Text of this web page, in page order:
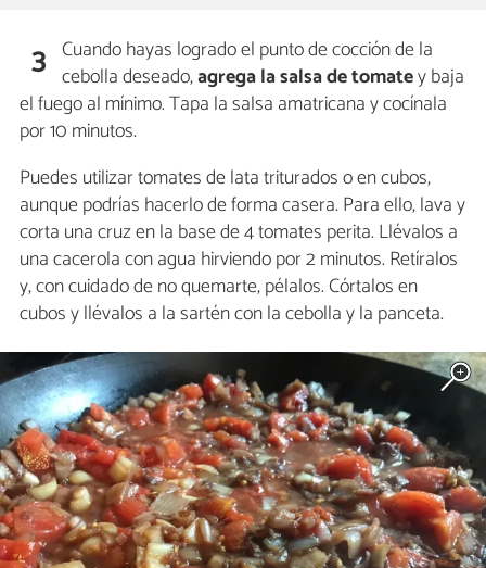
3 Cuando hayas logrado el punto de cocción de la
cebolla deseado,agrega la salsa de tomatey baja
el fuego al mínimo. Tapa la salsa amatricana y cocínala
por 10 minutos.
Puedes utilizar tomates de lata triturados o en cubos,
aunque podrías hacerlo de forma casera. Para ello, lava y
corta una cruz en la base de 4 tomates perita. Llévalos a
una cacerola con agua hirviendo por 2 minutos. Retíralos
y, con cuidado de no quemarte, pélalos. Córtalos en
cubos y llévalos a la sartén con la cebolla y la panceta.